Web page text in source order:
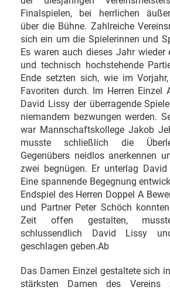
Finalspielen, bei herrlichen
über die Bühne. Zahlreiche
sich ein um die Spielerinnen und
Es waren auch dieses Jahr wieder
und technisch hochstehende
Ende setzten sich, wie im
Favoriten durch. Im Herren Einzel
David Lissy der überragende
niemandem bezwungen werden.
war Mannschaftskollege Jakob
musste schließlich die
Gegenübers neidlos anerkennen
zwei begnügen. Er unterlag
Eine spannende Begegnung
Endspiel des Herren Doppel A
und Partner Peter Schöch
Zeit offen gestalten,
schlussendlich David Lissy
geschlagen geben.Ab
Das Damen Einzel gestaltete sich
stärksten Damen des Vereins